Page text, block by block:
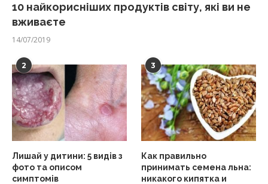
10 найкорисніших продуктів світу, які ви не
вживаєте
14/07/2019
2
Лишай у дитини: 5 видів з
фото та описом
симптомів
3
Как правильно
принимать семена льна:
никакого кипятка и